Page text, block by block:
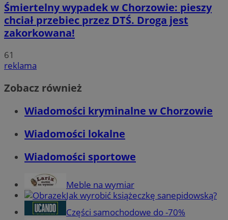
Śmiertelny wypadek w Chorzowie: pieszy
chciał przebiec przez DTŚ. Droga jest
zakorkowana!
61
reklama
Zobacz również
Wiadomości kryminalne w Chorzowie
Wiadomości lokalne
Wiadomości sportowe
Meble na wymiar
Jak wyrobić książeczkę sanepidowską?
Części samochodowe do -70%